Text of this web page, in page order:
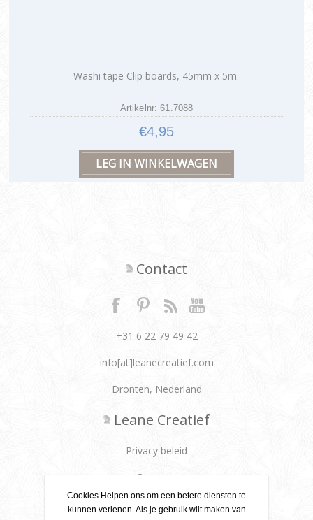
Washi tape Clip boards, 45mm x 5m.
Artikelnr: 61.7088
€4,95
Contact
+31 6 22 79 49 42
info[at]leanecreatief.com
Dronten, Nederland
Leane Creatief
Privacy beleid
Over ons
Leveringsvoorwaarden
Cookies Helpen ons om een betere diensten te
kunnen verlenen. Als je gebruik wilt maken van